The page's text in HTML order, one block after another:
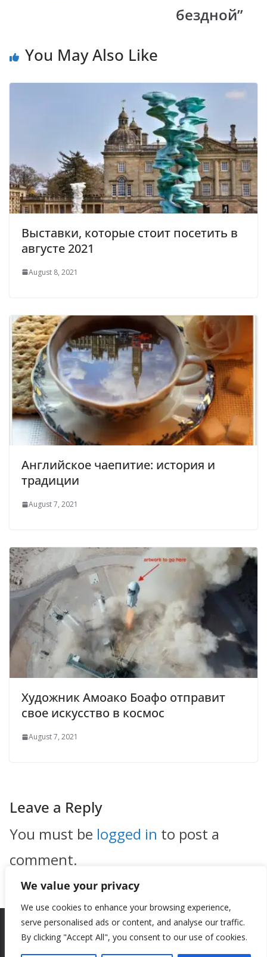
We value your privacy
We use cookies to enhance your browsing experience,
serve personalised ads or content, and analyse our traffic.
By clicking "Accept All", you consent to our use of cookies.
бездной”
You May Also Like
Выставки, которые стоит посетить в
августе 2021
August 8, 2021
Английское чаепитие: история и
традиции
August 7, 2021
Художник Амоако Боафо отправит
свое искусство в космос
August 7, 2021
Leave a Reply
You must be logged in to post a
comment.